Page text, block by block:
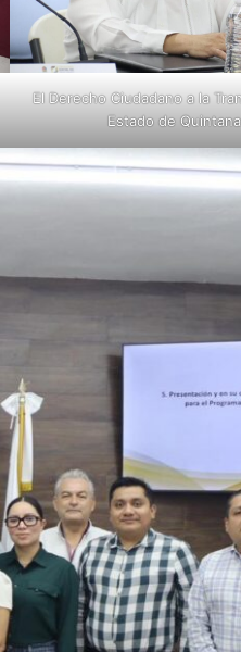
El Derecho Ciudadano a la
Estado de